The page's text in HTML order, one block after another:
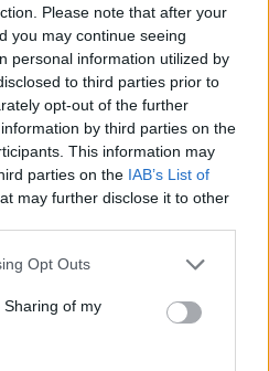
Please note that after your
you may continue seeing
personal information utilized by
to third parties prior to
opt-out of the further
by third parties on the
This information may
parties on the IAB’s List of
may further disclose it to other
Opt Outs
of my
minősített
helyed?